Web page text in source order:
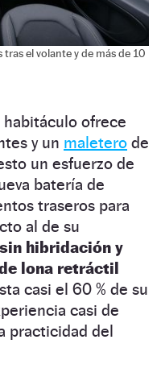
el volante y de más de 10
habitáculo ofrece
y un maletero de
un esfuerzo de
batería de
traseros para
al de su
hibridación y
lona retráctil
casi el 60 % de su
casi de
practicidad del